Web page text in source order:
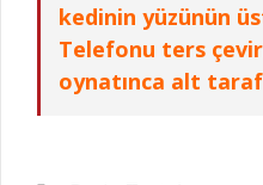
kedinin yüzünün
Telefonu ters
oynatınca alt